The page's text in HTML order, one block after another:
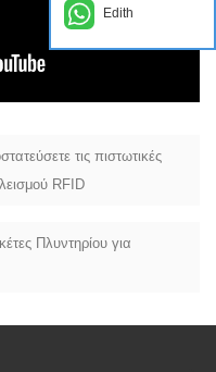
τις πιστωτικές
RFID
Πλυντηρίου για
Edith